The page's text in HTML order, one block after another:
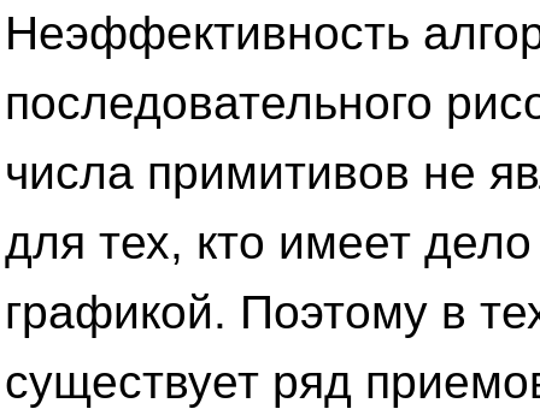
Неэффективность
последовательного
числа примитивов не
для тех, кто имеет
графикой. Поэтому в
существует ряд